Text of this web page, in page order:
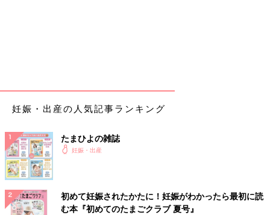
妊娠・出産の人気記事ランキング
たまひよの雑誌
妊娠・出産
初めて妊娠されたかたに！妊娠がわかったら最初に読
む本『初めてのたまごクラブ 夏号』